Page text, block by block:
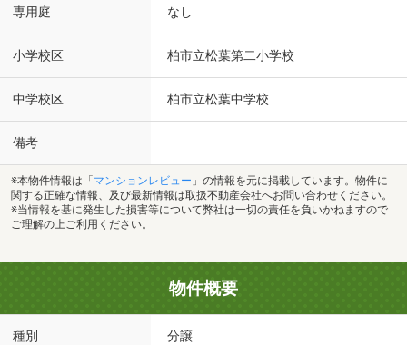
専用庭 なし
小学校区 柏市立松葉第二小学校
中学校区 柏市立松葉中学校
備考
※本物件情報は「 マンションレビュー 」の情報を元に掲載しています。物件に
関する正確な情報、及び最新情報は取扱不動産会社へお問い合わせください。
※当情報を基に発生した損害等について弊社は一切の責任を負いかねますので
ご理解の上ご利用ください。
物件概要
種別 分譲